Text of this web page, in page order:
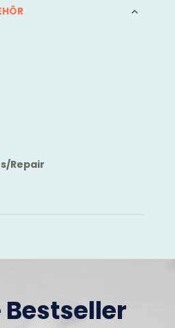
Repair
Bestseller